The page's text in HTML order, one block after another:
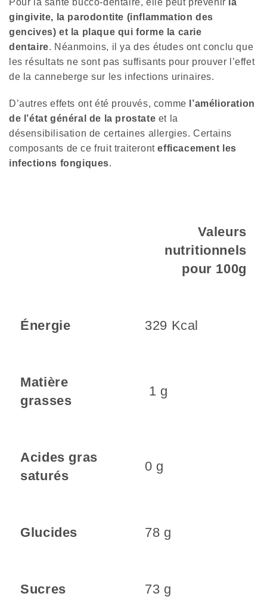
Pour la santé bucco-dentaire, elle peut prévenir la
gingivite, la parodontite (inflammation des
gencives) et la plaque qui forme la carie
dentaire. Néanmoins, il ya des études ont conclu que
les résultats ne sont pas suffisants pour prouver l’effet
de la canneberge sur les infections urinaires.
D’autres effets ont été prouvés, comme
l’amélioration
de l’état général de la prostate et la
désensibilisation de certaines allergies. Certains
composants de ce fruit traiteront efficacement les
infections fongiques.
Valeurs
nutritionnels
pour 100g
Énergie 329 Kcal
Matière
grasses
1 g
Acides gras
saturés
0 g
Glucides 78 g
Sucres 73 g